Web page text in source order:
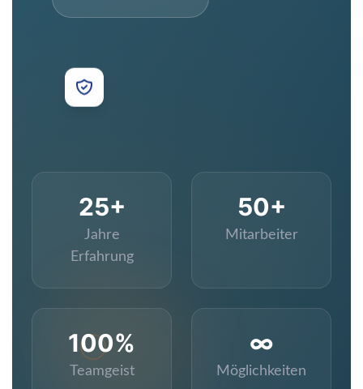
25+
Jahre
Erfahrung
50+
Mitarbeiter
100%
Teamgeist
∞
Möglichkeiten